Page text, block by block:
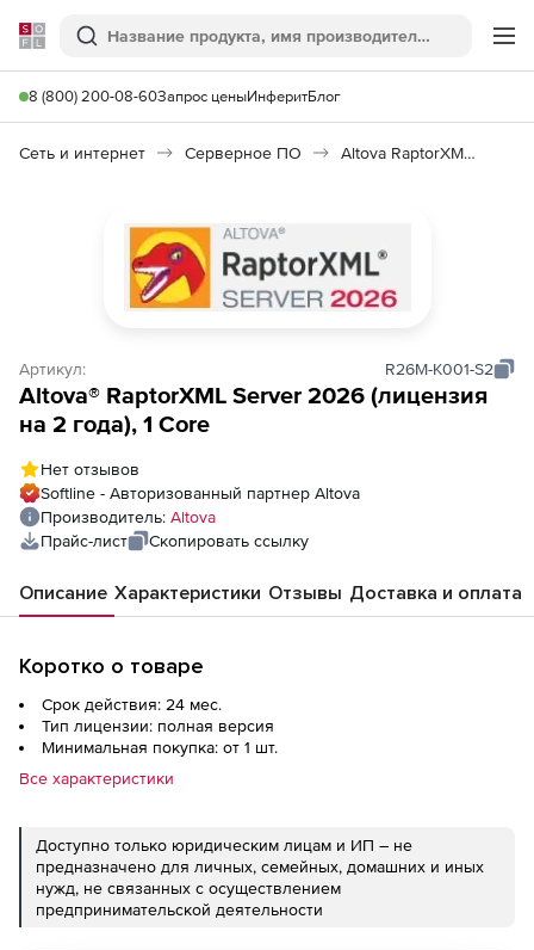
Softline
Поиск
8 (800) 200-08-60Запрос ценыИнферитБлог
Сеть и интернет Серверное ПО Altova RaptorXML Server 2026
Артикул: R26M-K001-S2
Altova® RaptorXML Server 2026 (лицензия
на 2 года), 1 Core
Нет отзывов
Softline - Авторизованный партнер Altova
Производитель: Altova
Прайс-лист
Скопировать ссылку
Описание Характеристики Отзывы Доставка и оплата
Коротко о товаре
Срок действия: 24 мес.
Тип лицензии: полная версия
Минимальная покупка: от 1 шт.
Все характеристики
Доступно только юридическим лицам и ИП – не
предназначено для личных, семейных, домашних и иных
нужд, не связанных с осуществлением
предпринимательской деятельности